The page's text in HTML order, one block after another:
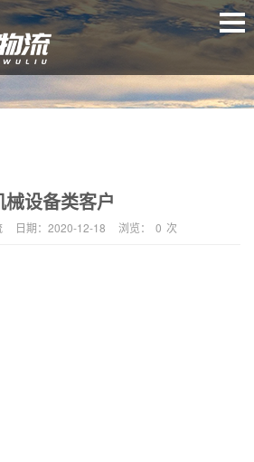
械设备类客户
日期： 2020-12-18 浏览： 0 次